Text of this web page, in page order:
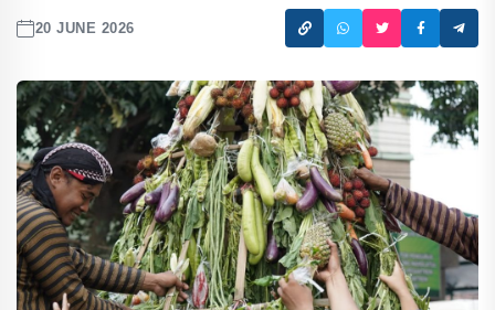
20 JUNE 2026